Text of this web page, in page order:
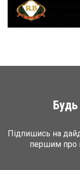
Будь
Підпишись на
першим про